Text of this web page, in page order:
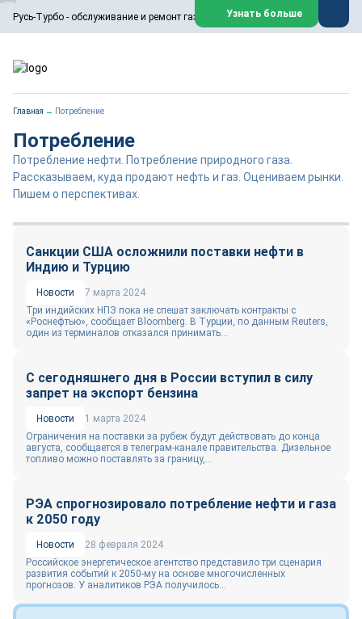
Русь-Турбо - обслуживание и ремонт газовых паровых турбин
ООО «Русь-Турбо» занимается сервисом газовых и паровых
турбин, комплексным ремонтом, восстановлением,
техническим обслуживанием оборудования ТЭС,
работают на нефтегазовых, нефтехимических,
металлургических и других предприятиях.
Реклама. ООО «Русь-Турбо», ИНН 7802588950
Перейти на сайт
Узнать больше
Главная → Потребление
Потребление
Потребление нефти. Потребление природного газа.
Рассказываем, куда продают нефть и газ. Оцениваем рынки.
Пишем о перспективах.
Санкции США осложнили поставки нефти в
Индию и Турцию
Новости
7 марта 2024
Три индийских НПЗ пока не спешат заключать контракты с
«Роснефтью», сообщает Bloomberg. В Турции, по данным Reuters,
один из терминалов отказался принимать...
С сегодняшнего дня в России вступил в силу
запрет на экспорт бензина
Новости
1 марта 2024
Ограничения на поставки за рубеж будут действовать до конца
августа, сообщается в телеграм-канале правительства. Дизельное
топливо можно поставлять за границу,...
РЭА спрогнозировало потребление нефти и газа
к 2050 году
Новости
28 февраля 2024
Российское энергетическое агентство представило три сценария
развития событий к 2050-му на основе многочисленных
прогнозов. У аналитиков РЭА получилось...